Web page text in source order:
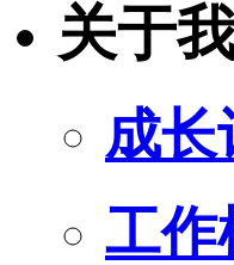
关于
成长
工作